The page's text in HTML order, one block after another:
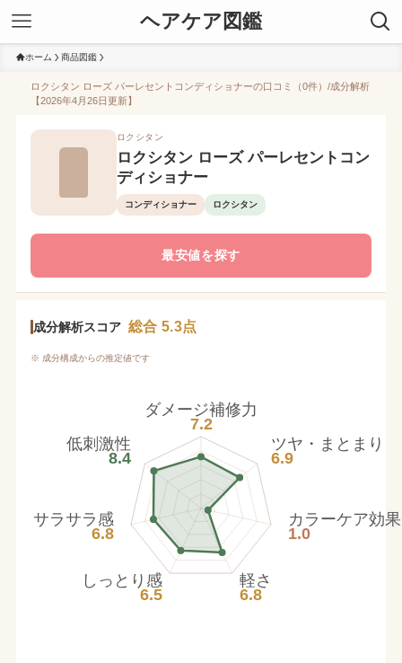
ヘアケア図鑑
ホーム 商品図鑑
ロクシタン ローズ パーレセントコンディショナーの口コミ（0件）/成分解析
【2026年4月26日更新】
ロクシタン
ロクシタン ローズ パーレセントコン
ディショナー
コンディショナー ロクシタン
最安値を探す
成分解析スコア 総合 5.3点
※ 成分構成からの推定値です
ダメージ補修力
7.2
ツヤ・まとまり
6.9
カラーケア効果
1.0
軽さ
6.8
しっとり感
6.5
サラサラ感
6.8
低刺激性
8.4